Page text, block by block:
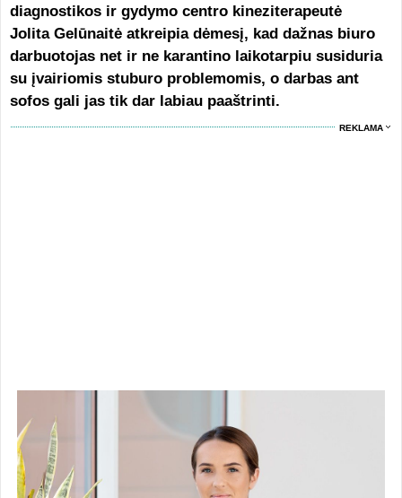
diagnostikos ir gydymo centro kineziterapeutė
Jolita Gelūnaitė atkreipia dėmesį, kad dažnas biuro
darbuotojas net ir ne karantino laikotarpiu susiduria
su įvairiomis stuburo problemomis, o darbas ant
sofos gali jas tik dar labiau paaštrinti.
REKLAMA